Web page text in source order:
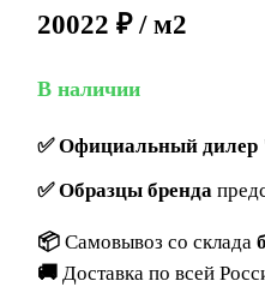
20022 ₽ / м2
В наличии
✅Официальный дилер
✅Образцы бренда
📦 Самовывоз со склада
🚚 Доставка по всей